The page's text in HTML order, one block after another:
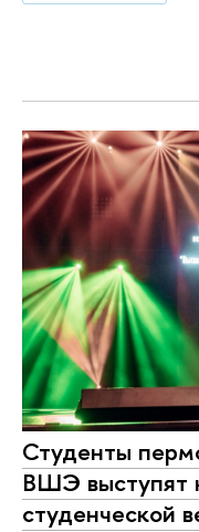
Студенты
ВШЭ выступят
студенческой